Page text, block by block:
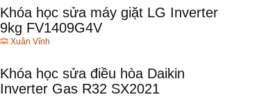
Khóa học sửa máy giặt LG Inverter
9kg FV1409G4V
Xuân Vĩnh
Khóa học sửa điều hòa Daikin
Inverter Gas R32 SX2021